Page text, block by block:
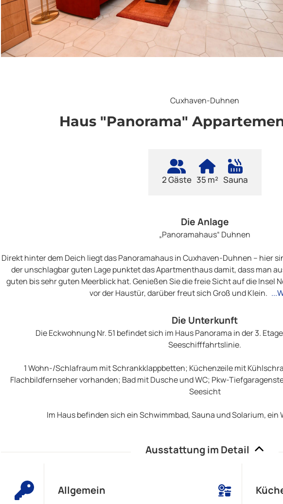
Cuxhaven-Duhnen
Haus "Panorama"
2 Gäste 35 m² Sauna
Die Anlage
„Panoramahaus“ Duhnen
Direkt hinter dem Deich liegt das Panoramahaus in Cuxhaven-Duhnen – hier
der unschlagbar guten Lage punktet das Apartmenthaus damit, dass man
guten bis sehr guten Meerblick hat. Genießen Sie die freie Sicht auf die Insel
vor der Haustür, darüber freut sich Groß und Klein.
Die Unterkunft
Die Eckwohnung Nr. 51 befindet sich im Haus Panorama in der 3.
Seeschifffahrtslinie.
1 Wohn-/Schlafraum mit Schrankklappbetten; Küchenzeile mit
Flachbildfernseher vorhanden; Bad mit Dusche und WC; Pkw-
Seesicht
Im Haus befinden sich ein Schwimmbad, Sauna und Solarium, ein
Ausstattung im Detail
Allgemein